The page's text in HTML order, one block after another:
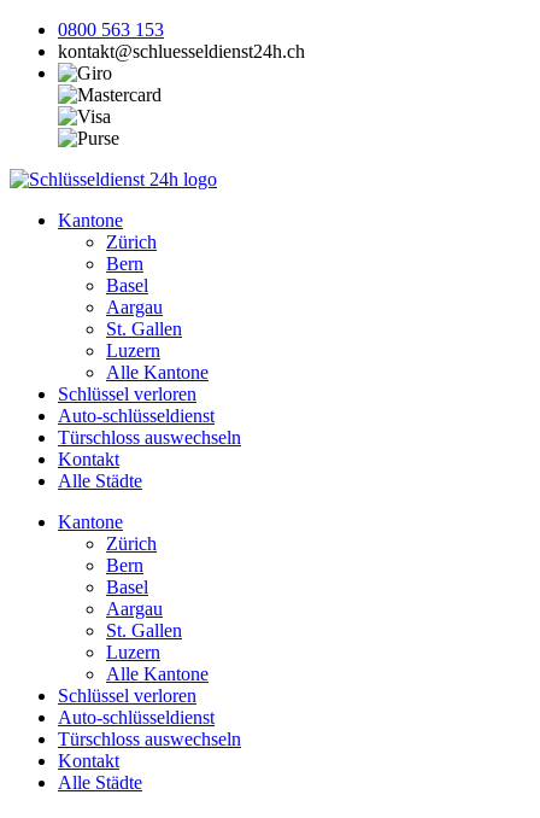
0800 563 153
kontakt@schluesseldienst24h.ch
Kantone
Zürich
Bern
Basel
Aargau
St. Gallen
Luzern
Alle Kantone
Schlüssel verloren
Auto-schlüsseldienst
Türschloss auswechseln
Kontakt
Alle Städte
Kantone
Zürich
Bern
Basel
Aargau
St. Gallen
Luzern
Alle Kantone
Schlüssel verloren
Auto-schlüsseldienst
Türschloss auswechseln
Kontakt
Alle Städte